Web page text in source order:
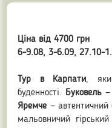
Ціна від 4700 грн
6-9.08, 3-6.09, 27.10-
Тур в Карпати,
буденності. Буковель —
Яремче — автентичний
мальовничий гірський